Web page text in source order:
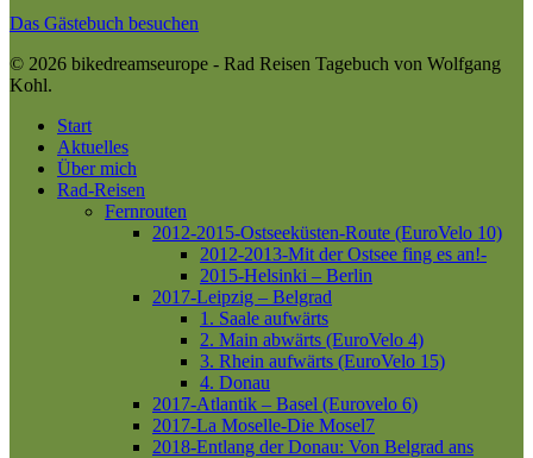
Das Gästebuch besuchen
© 2026 bikedreamseurope - Rad Reisen Tagebuch von Wolfgang
Kohl.
Close
Menu
Start
Aktuelles
Über mich
Rad-Reisen
Fernrouten
2012-2015-Ostseeküsten-Route (EuroVelo 10)
2012-2013-Mit der Ostsee fing es an!-
2015-Helsinki – Berlin
2017-Leipzig – Belgrad
1. Saale aufwärts
2. Main abwärts (EuroVelo 4)
3. Rhein aufwärts (EuroVelo 15)
4. Donau
2017-Atlantik – Basel (Eurovelo 6)
2017-La Moselle-Die Mosel7
2018-Entlang der Donau: Von Belgrad ans